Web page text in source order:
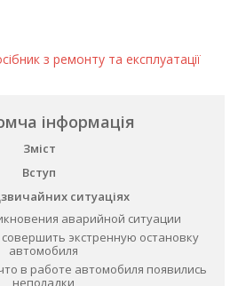
з ремонту та експлуатації
інформація
Зміст
Вступ
ситуаціях
аварийной ситуации
экстренную остановку
автомобиля
в работе автомобиля появились
неполадки